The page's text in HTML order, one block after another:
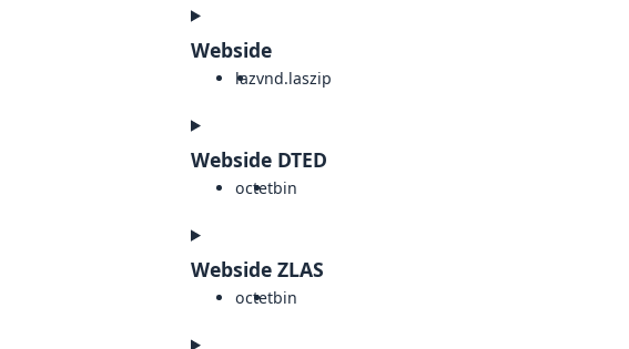
Webside
lazvnd.laszip
Webside DTED
octetbin
Webside ZLAS
octetbin